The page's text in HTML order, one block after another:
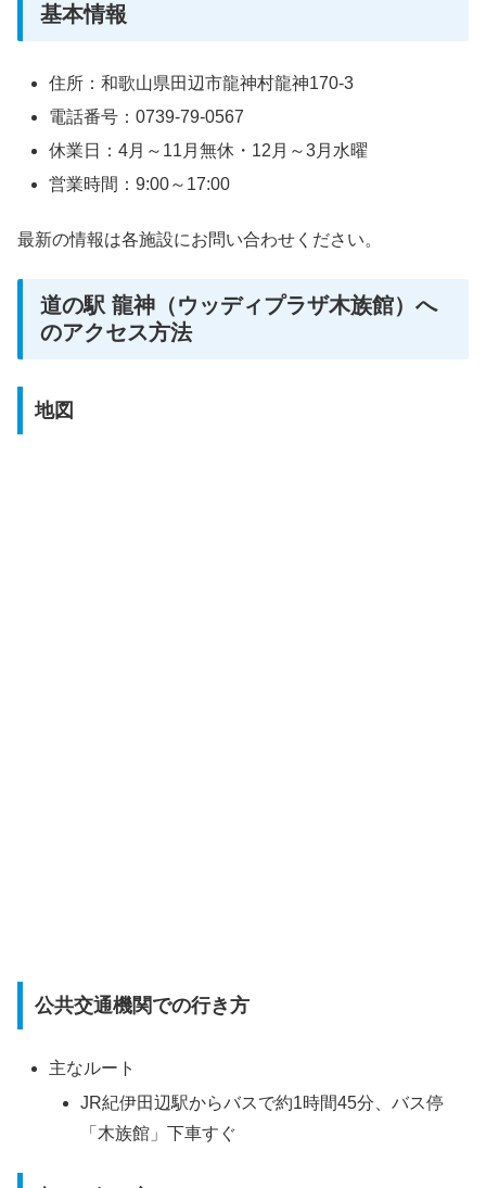
基本情報
住所：和歌山県田辺市龍神村龍神170-3
電話番号：0739-79-0567
休業日：4月～11月無休・12月～3月水曜
営業時間：9:00～17:00
最新の情報は各施設にお問い合わせください。
道の駅 龍神（ウッディプラザ木族館）へ
のアクセス方法
地図
公共交通機関での行き方
主なルート
JR紀伊田辺駅からバスで約1時間45分、バス停
「木族館」下車すぐ